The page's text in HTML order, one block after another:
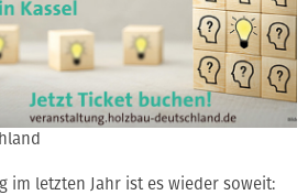
im letzten Jahr ist es wieder soweit: